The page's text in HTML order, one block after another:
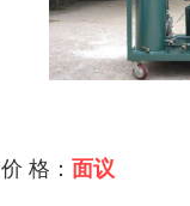
价 格： 面议